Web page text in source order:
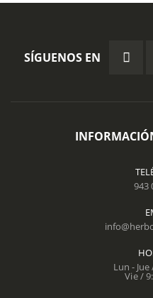
SÍGUENOS EN
943
Lun -
Vie /